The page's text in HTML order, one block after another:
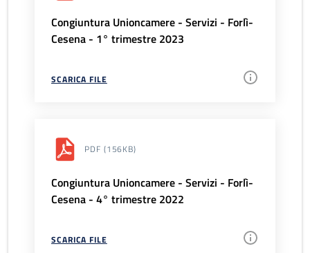
Congiuntura Unioncamere - Servizi - Forlì-
Cesena - 1° trimestre 2023
SCARICA FILE
PDF (156KB)
Congiuntura Unioncamere - Servizi - Forlì-
Cesena - 4° trimestre 2022
SCARICA FILE